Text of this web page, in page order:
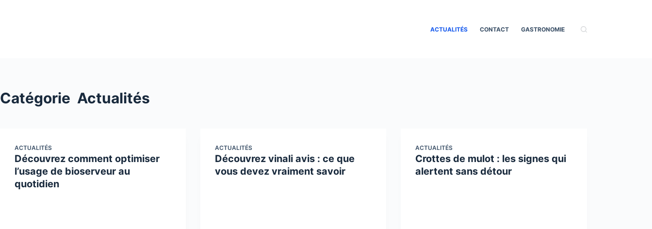
ACTUALITÉS CONTACT GASTRONOMIE
Catégorie Actualités
ACTUALITÉS
Découvrez comment optimiser
l’usage de bioserveur au
quotidien
ACTUALITÉS
Découvrez vinali avis : ce que
vous devez vraiment savoir
ACTUALITÉS
Crottes de mulot : les signes qui
alertent sans détour